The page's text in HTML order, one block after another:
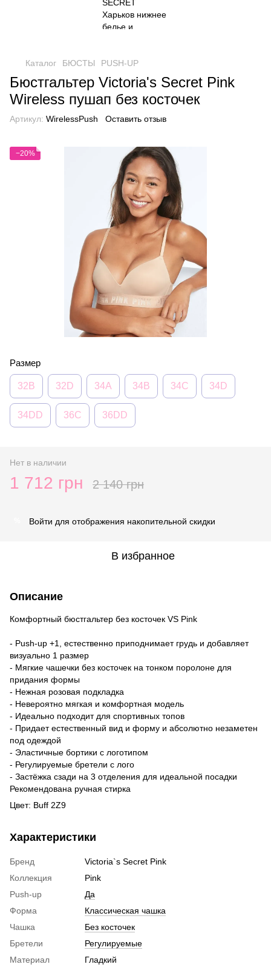
Каталог БЮСТЫ PUSH-UP
Бюстгальтер Victoria's Secret Pink
Wireless пушап без косточек
Артикул: WirelessPush Оставить отзыв
−20%
Размер
32B 32D 34A 34B 34C 34D
34DD 36C 36DD
Нет в наличии
1 712 грн 2 140 грн
Войти для отображения накопительной скидки
В избранное
Описание
Комфортный бюстгальтер без косточек VS Pink
- Push-up +1, естественно приподнимает грудь и добавляет
визуально 1 размер
- Мягкие чашечки без косточек на тонком поролоне для
придания формы
- Нежная розовая подкладка
- Невероятно мягкая и комфортная модель
- Идеально подходит для спортивных топов
- Придает естественный вид и форму и абсолютно незаметен
под одеждой
- Эластичные бортики с логотипом
- Регулируемые бретели с лого
- Застёжка сзади на 3 отделения для идеальной посадки
Рекомендована ручная стирка
Цвет: Buff 2Z9
Характеристики
Бренд
Victoria`s Secret Pink
Коллекция
Pink
Push-up
Да
Форма
Классическая чашка
Чашка
Без косточек
Бретели
Регулируемые
Материал
Гладкий